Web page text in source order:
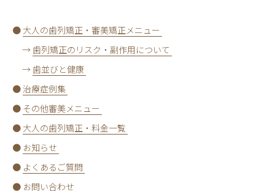
● 大人の歯列矯正・審美矯正メニュー
→ 歯列矯正のリスク・副作用について
→ 歯並びと健康
●治療症例集
● その他審美メニュー
● 大人の歯列矯正・料金一覧
● お知らせ
● よくあるご質問
● お問い合わせ